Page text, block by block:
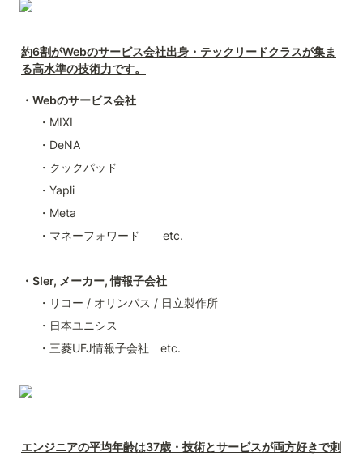
約6割がWebのサービス会社出身・テックリードクラスが集ま
る高水準の技術力です。
・ Webのサービス会社
・MIXI
・DeNA
・クックパッド
・Yapli
・Meta
・マネーフォワード　　etc.
・ SIer, メーカー, 情報子会社
・リコー / オリンパス / 日立製作所
・日本ユニシス
・三菱UFJ情報子会社　etc.
エンジニアの平均年齢は37歳・技術とサービスが両方好きで刺